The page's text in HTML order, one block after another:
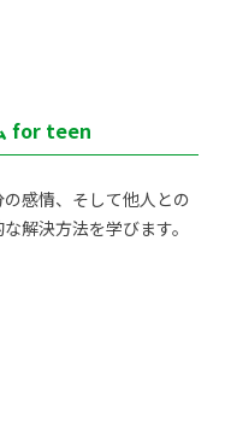
for teen
感情、そして他人との
解決方法を学びます。